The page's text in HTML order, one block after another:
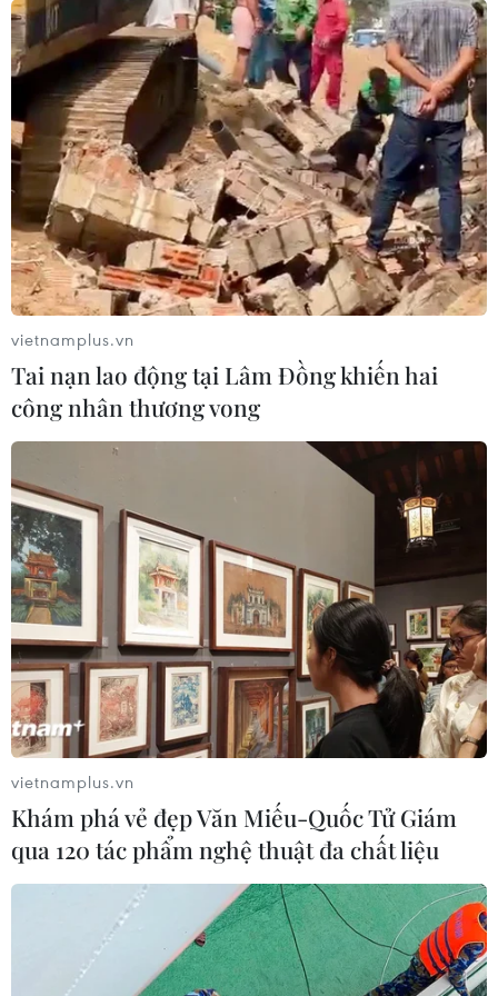
vietnamplus.vn
Tai nạn lao động tại Lâm Đồng khiến hai
công nhân thương vong
vietnamplus.vn
Khám phá vẻ đẹp Văn Miếu-Quốc Tử Giám
qua 120 tác phẩm nghệ thuật đa chất liệu